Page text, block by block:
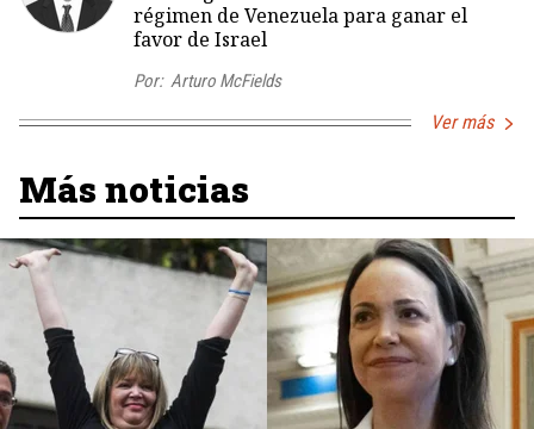
régimen de Venezuela para ganar el
favor de Israel
Por: Arturo McFields
Ver más
Más noticias